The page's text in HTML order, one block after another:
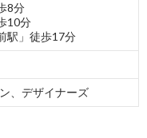
8分
10分
駅」徒歩17分
、デザイナーズ